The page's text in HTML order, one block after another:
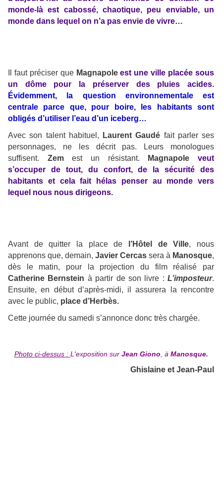
monde-là est cabossé, chaotique, peu enviable, un
monde dans lequel on n’a pas envie de vivre…
Il faut préciser que Magnapole est une ville placée sous
un dôme pour la préserver des pluies acides.
Évidemment, la question environnementale est
centrale parce que, pour boire, les habitants sont
obligés d’utiliser l’eau d’un iceberg…
Avec son talent habituel,
Laurent Gaudé fait parler ses
personnages, ne les décrit pas. Leurs monologues
suffisent. Zemest un résistant. Magnapole
veut
s’occuper de tout, du confort, de la sécurité des
habitants et cela fait hélas penser au monde vers
lequel nous nous dirigeons.
Avant de quitter la place de l’Hôtel de Ville, nous
apprenons que, demain, Javier Cercas sera à Manosque,
dès le matin, pour la projection du film réalisé par
Catherine Bernstein à partir de son livre : L’imposteur.
Ensuite, en début d’après-midi, il assurera la rencontre
avec le public, place d’Herbès.
Cette journée du samedi s’annonce donc très chargée.
Photo ci-dessus : L'exposition sur Jean Giono , à Manosque.
Ghislaine et Jean-Paul